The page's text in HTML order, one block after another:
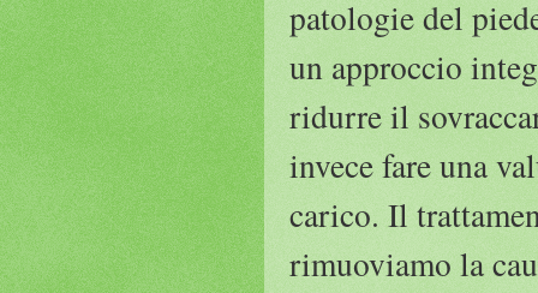
patologie del
un approccio
ridurre il
invece fare una
carico. Il
rimuoviamo la